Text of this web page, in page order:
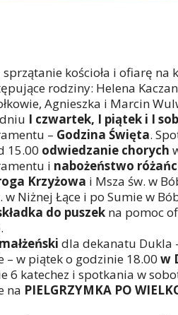
kościoła i ofiarę na
rodziny: Helena
Agnieszka i Marcin
I czwartek, I piątek i I
– Godzina Święta.
15.00 odwiedzanie chorych
i nabożeństwo
Krzyżowa i Msza św. w
w Niżnej Łące i po Sumie w
do puszek na pomoc
dla dekanatu Dukla
– w piątek o godzinie 18.00 w
6 katechez i spotkania w
na PIELGRZYMKA PO